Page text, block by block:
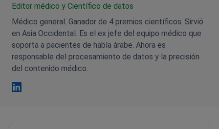
Editor médico y Científico de datos
Médico general. Ganador de 4 premios científicos. Sirvió
en Asia Occidental. Es el ex jefe del equipo médico que
soporta a pacientes de habla árabe. Ahora es
responsable del procesamiento de datos y la precisión
del contenido médico.